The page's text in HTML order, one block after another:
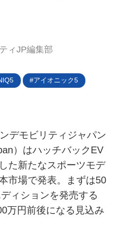
ド
ついて
ィJP編集部
アイオニック5
デモビリティジャパン
）はハッチバックEV
た新たなスポーツモデ
市場で発表。まずは50
ィションを発売する
万円前後になる見込み